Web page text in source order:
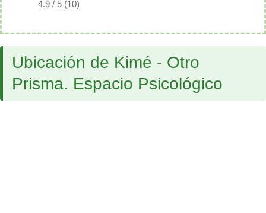
4.9 / 5 (10)
Ubicación de Kimé - Otro
Prisma. Espacio Psicológico